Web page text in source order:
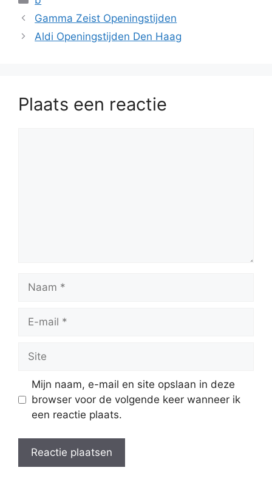
Gamma Zeist Openingstijden
Aldi Openingstijden Den Haag
Plaats een reactie
Naam
Site
Mijn naam, e-mail en site opslaan in deze
browser voor de volgende keer wanneer ik
een reactie plaats.